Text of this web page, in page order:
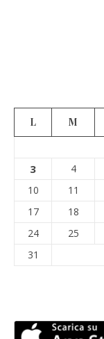
L M
3 4
10
11
17
18
24
25
31